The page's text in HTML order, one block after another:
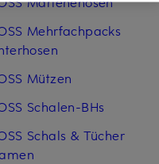
Mehrfachpacks
Mützen
Schalen-BHs
Schals & Tücher